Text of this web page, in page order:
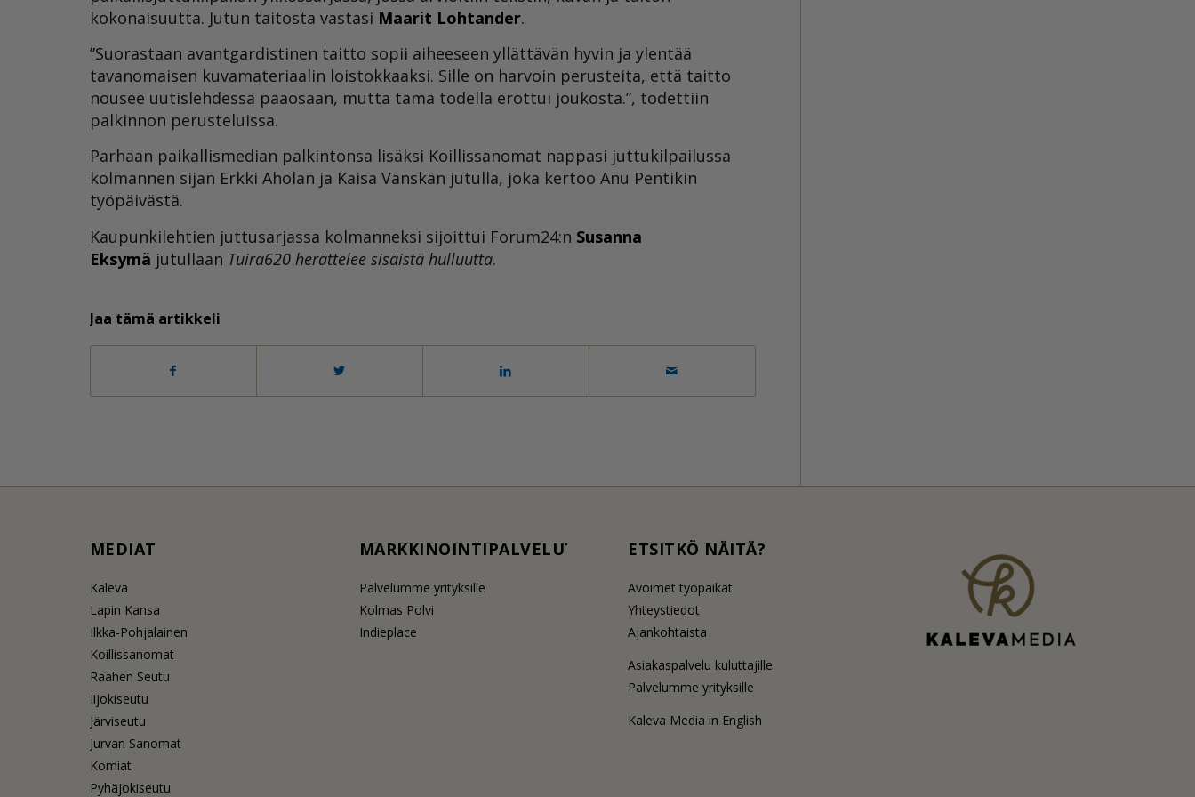
kokonaisuutta. Jutun taitosta vastasi Maarit Lohtander.
”Suorastaan avantgardistinen taitto sopii aiheeseen yllättävän hyvin ja ylentää
tavanomaisen kuvamateriaalin loistokkaaksi. Sille on harvoin perusteita, että taitto
nousee uutislehdessä pääosaan, mutta tämä todella erottui joukosta.”, todettiin
palkinnon perusteluissa.
Parhaan paikallismedian palkintonsa lisäksi Koillissanomat nappasi juttukilpailussa
kolmannen sijan Erkki Aholan ja Kaisa Vänskän jutulla, joka kertoo Anu Pentikin
työpäivästä.
Kaupunkilehtien juttusarjassa kolmanneksi sijoittui Forum24:n Susanna
Eksymä jutullaan Tuira620 herättelee sisäistä hulluutta.
Jaa tämä artikkeli
MEDIAT
Kaleva
Lapin Kansa
Ilkka-Pohjalainen
Koillissanomat
Raahen Seutu
Iijokiseutu
Järviseutu
Jurvan Sanomat
Komiat
Pyhäjokiseutu
MARKKINOINTIPALVELUT
Palvelumme yrityksille
Kolmas Polvi
Indieplace
ETSITKÖ NÄITÄ?
Avoimet työpaikat
Yhteystiedot
Ajankohtaista
Asiakaspalvelu kuluttajille
Palvelumme yrityksille
Kaleva Media in English